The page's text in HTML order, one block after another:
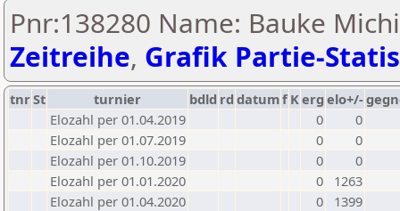
Pnr:138280 Name: Bauke
Zeitreihe, Grafik Partie-
tnrSt turnier bdld rd datumf Kerg elo+/-
Elozahl per 01.04.2019
0
0
Elozahl per 01.07.2019
0
0
Elozahl per 01.10.2019
0
0
Elozahl per 01.01.2020
0
1263
Elozahl per 01.04.2020
0
1399